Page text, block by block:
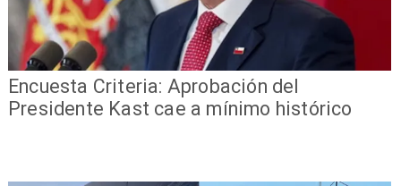
Encuesta Criteria: Aprobación del
Presidente Kast cae a mínimo histórico